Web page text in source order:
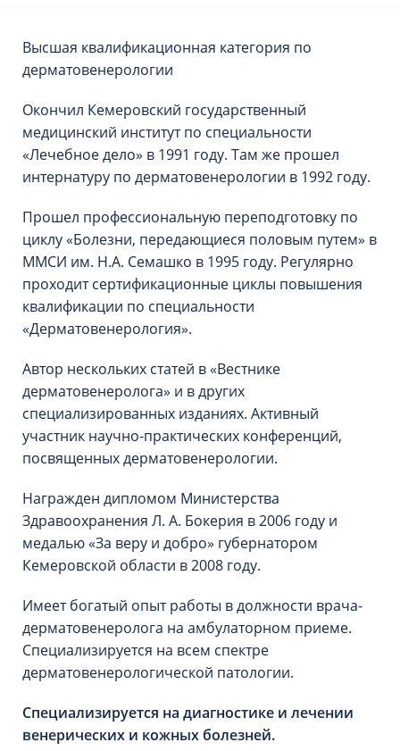
Высшая квалификационная категория по
дерматовенерологии
Окончил Кемеровский государственный
медицинский институт по специальности
«Лечебное дело» в 1991 году. Там же прошел
интернатуру по дерматовенерологии в 1992 году.
Прошел профессиональную переподготовку по
циклу «Болезни, передающиеся половым путем» в
ММСИ им. Н.А. Семашко в 1995 году. Регулярно
проходит сертификационные циклы повышения
квалификации по специальности
«Дерматовенерология».
Автор нескольких статей в «Вестнике
дерматовенеролога» и в других
специализированных изданиях. Активный
участник научно-практических конференций,
посвященных дерматовенерологии.
Награжден дипломом Министерства
Здравоохранения Л. А. Бокерия в 2006 году и
медалью «За веру и добро» губернатором
Кемеровской области в 2008 году.
Имеет богатый опыт работы в должности врача-
дерматовенеролога на амбулаторном приеме.
Специализируется на всем спектре
дерматовенерологической патологии.
Специализируется на диагностике и лечении
венерических и кожных болезней.